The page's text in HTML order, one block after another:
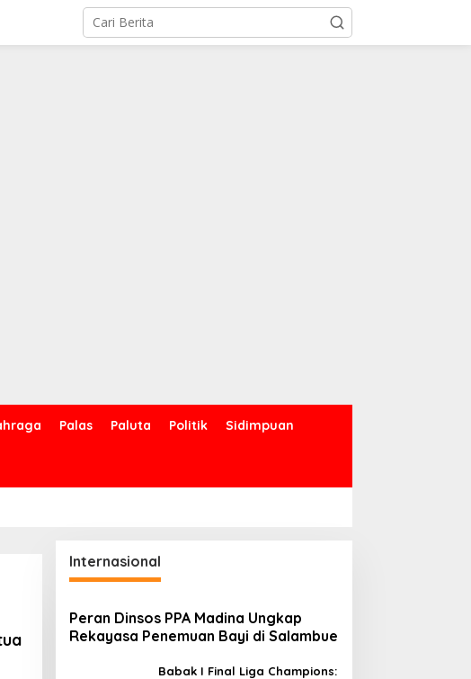
Palas Paluta Politik Sidimpuan
Internasional
Peran Dinsos PPA Madina Ungkap
Rekayasa Penemuan Bayi di Salambue
Babak I Final Liga Champions: